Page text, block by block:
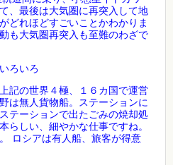
、最後は大気圏に再突入して地
どれほどすごいことかわかりま
も大気圏再突入も至難のわざで
ろいろ
記の世界４極、１６カ国で運営
は無人貨物船。ステーションに
テーションで出たごみの焼却処
らしい、細やかな仕事ですね。
ロシアは有人船、旅客が得意